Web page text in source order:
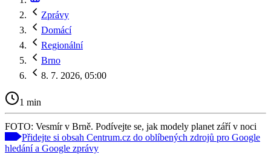
Zprávy
Domácí
Regionální
Brno
8. 7. 2026, 05:00
1 min
FOTO: Vesmír v Brně. Podívejte se, jak modely planet září v noci
Přidejte si obsah Centrum.cz do oblíbených zdrojů pro Google
hledání a Google zprávy